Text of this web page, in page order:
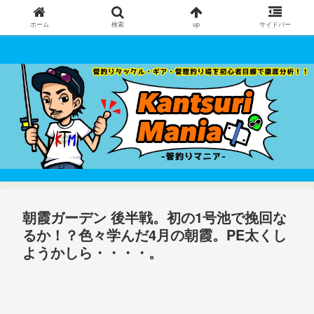
朝霞ガーデン 後半戦。初の1号池で挽回な
るか！？色々学んだ4月の朝霞。PE太くし
ようかしら・・・・。
ホーム 検索 up サイドバー